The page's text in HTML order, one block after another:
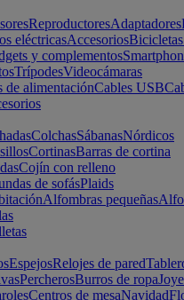
ReproductoresAdaptadores
eléctricasAccesorios
y complementos
TrípodesVideocámaras
de alimentaciónCables USB
ColchasSábanasNórdicos
CortinasBarras de cortina
Cojín con relleno
de sofásPlaids
Alfombras pequeñas
EspejosRelojes de pared
PercherosBurros de ropa
Centros de mesaNavidad